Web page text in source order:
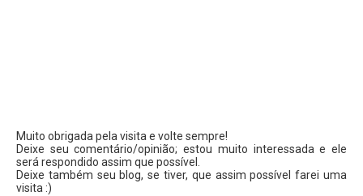
Muito obrigada pela visita e volte sempre!
Deixe seu comentário/opinião; estou muito interessada e ele
será respondido assim que possível.
Deixe também seu blog, se tiver, que assim possível farei uma
visita :)